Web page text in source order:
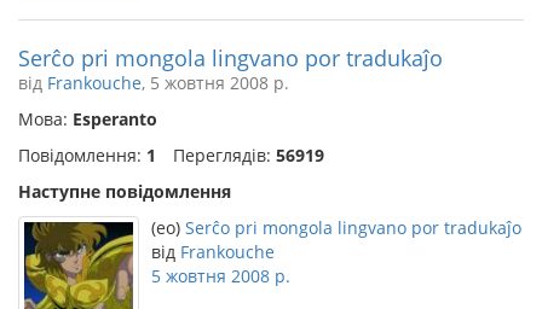
Serĉo pri mongola lingvano por tradukaĵo
від Frankouche, 5 жовтня 2008 р.
Мова: Esperanto
Повідомлення: 1 Переглядів: 56919
Наступне повідомлення
(eo) Serĉo pri mongola lingvano por tradukaĵo
від Frankouche
5 жовтня 2008 р.